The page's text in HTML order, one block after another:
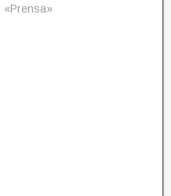
«Prensa»